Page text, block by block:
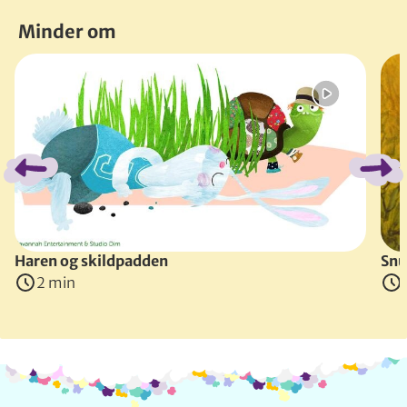
Minder om
Spring bånd over
Haren og skildpadden
2 min
Info og kontakt